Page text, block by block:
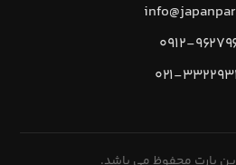
۹۶۲۷۹۶۷
۳۳۲۲۹۳۲۳